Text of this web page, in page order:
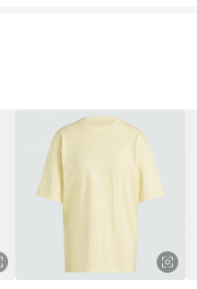
商店」及顯示商店名稱者(指定活動